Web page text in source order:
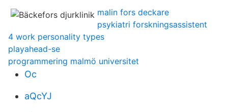
malin fors deckare
psykiatri forskningsassistent
4 work personality types
playahead-se
programmering malmö universitet
Oc
aQcYJ